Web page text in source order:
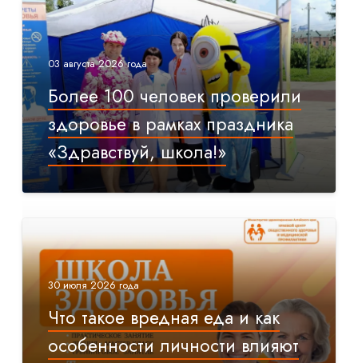
03 августа 2026 года
Более 100 человек проверили
здоровье в рамках праздника
«Здравствуй, школа!»
30 июля 2026 года
Что такое вредная еда и как
особенности личности влияют